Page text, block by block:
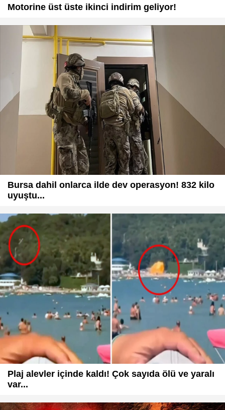
Motorine üst üste ikinci indirim geliyor!
Bursa dahil onlarca ilde dev operasyon! 832 kilo
uyuştu...
Plaj alevler içinde kaldı! Çok sayıda ölü ve yaralı
var...